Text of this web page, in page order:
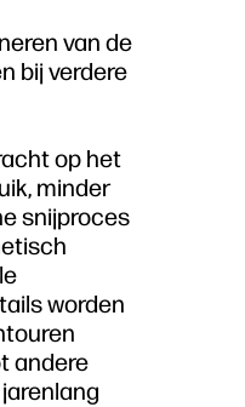
van de
bij verdere
op het
minder
snijproces
worden
andere